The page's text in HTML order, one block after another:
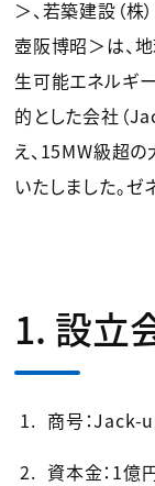
＞、若築建設（
壺阪博昭＞は、
生可能エネルギ
的とした会社（
え、15MW級超
いたしました。
1. 設立
商号：Jack-
資本金：1億